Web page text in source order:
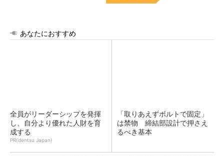
あなたにおすすめ
全員がリーダーシップを発揮
し、自分より優れた人財を育
成する
PR(dentsu Japan)
「取りあえずボルトで固定」
は禁物 締結部設計で押さえ
るべき基本